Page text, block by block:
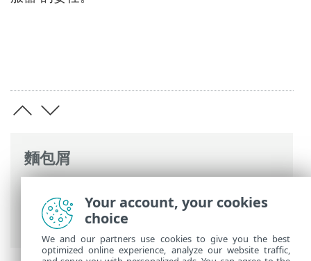
麵包屑
遷移並重新安裝 >在伺服器之間遷移> 遷移
的資料庫 - 相同/不同的 IP 位址
Your account, your cookies
choice
We and our partners use cookies to give you the best
optimized online experience, analyze our website traffic,